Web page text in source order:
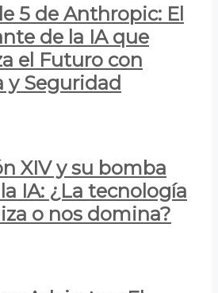
5 de Anthropic: El
de la IA que
el Futuro con
y Seguridad
XIV y su bomba
IA: ¿La tecnología
o nos domina?